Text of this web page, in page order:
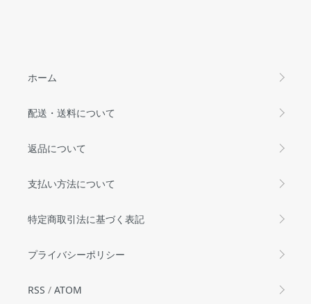
ホーム
配送・送料について
返品について
支払い方法について
特定商取引法に基づく表記
プライバシーポリシー
RSS / ATOM